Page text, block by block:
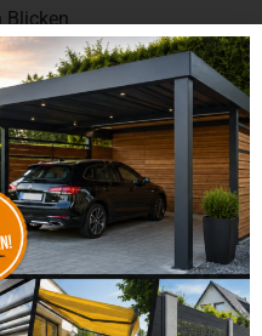
Blicken
Geweben
Abschluss an der
bringen sie